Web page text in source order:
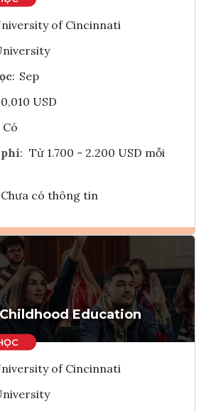
of Cincinnati
: Sep
USD
Có
: Từ 1.700 - 2.200 USD mỗi
Chưa có thông tin
Ghi danh
Tham vấn Interlink
Education
of Cincinnati